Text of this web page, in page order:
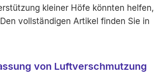
kleiner Höfe könnten helfen,
vollständigen Artikel finden Sie in
von Luftverschmutzung